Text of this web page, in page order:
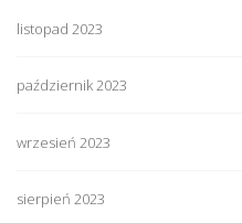
listopad 2023
październik 2023
wrzesień 2023
sierpień 2023